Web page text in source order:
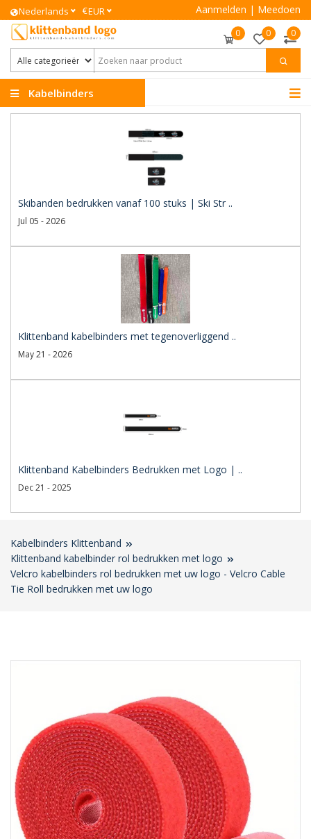
Nederlands €EUR Aanmelden | Meedoen
0 0 0
Kabelbinders
Skibanden bedrukken vanaf 100 stuks | Ski Str ..
Jul 05 - 2026
Klittenband kabelbinders met tegenoverliggend ..
May 21 - 2026
Klittenband Kabelbinders Bedrukken met Logo | ..
Dec 21 - 2025
Kabelbinders Klittenband
Klittenband kabelbinder rol bedrukken met logo
Velcro kabelbinders rol bedrukken met uw logo - Velcro Cable
Tie Roll bedrukken met uw logo